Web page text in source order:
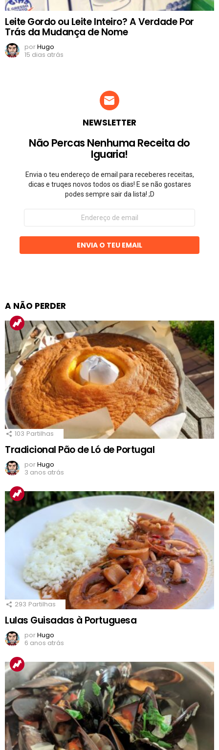
Leite Gordo ou Leite Inteiro? A Verdade Por
Trás da Mudança de Nome
porHugo
15 dias atrás
NEWSLETTER
Não Percas Nenhuma Receita do
Iguaria!
Envia o teu endereço de email para receberes receitas,
dicas e truqes novos todos os dias! E se não gostares
podes sempre sair da lista! ;D
Endereço
email
ENVIA O TEU EMAIL
A NÃO PERDER
103 Partilhas
Tradicional Pão de Ló de Portugal
porHugo
3 anos atrás
293 Partilhas
Lulas Guisadas à Portuguesa
porHugo
6 anos atrás